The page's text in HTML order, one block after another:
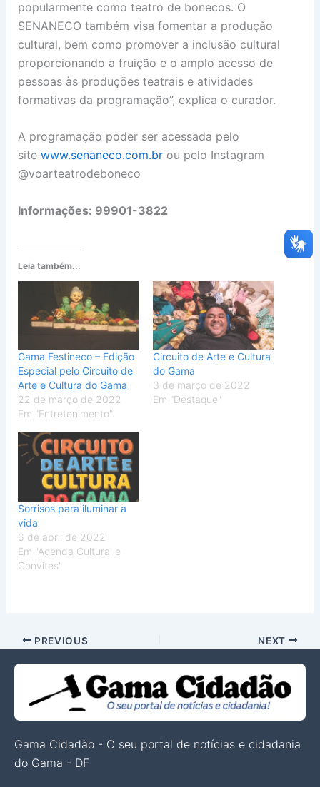
popularmente como teatro de bonecos. O
SENANECO também visa fomentar a produção
cultural, bem como promover a inclusão cultural
proporcionando a fruição e o amplo acesso de
pessoas às produções teatrais e atividades
formativas da programação”, explica o curador.
A programação poder ser acessada pelo
site www.senaneco.com.brou pelo Instagram
@voarteatrodeboneco
Informações: 99901-3822
Leia também...
Gama Festineco – Edição
Especial pelo Circuito de
Arte e Cultura do Gama
22 de março de 2022
Em "Entretenimento"
Circuito de Arte e Cultura
do Gama
3 de março de 2022
Em "Destaque"
Sorrisos para iluminar a
vida
6 de abril de 2022
Em "Agenda Cultural e
Convites"
PREVIOUS NEXT
Gama Cidadão - O seu portal de notícias e cidadania
do Gama - DF